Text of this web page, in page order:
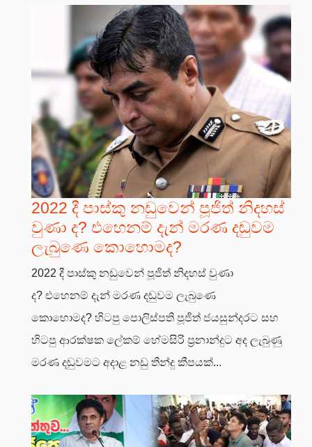
2022 දී පාස්කු නඩුවෙන් පූජිත් නිදහස්
වුණා ද? එහෙනම් දැන් මරණ දඬුවම
ලැබුණෙ කොහොමද?
2022 දී පාස්කු නඩුවෙන් පූජිත් නිදහස් වුණා
ද? එහෙනම් දැන් මරණ දඬුවම ලැබුණෙ
කොහොමද? හිටපු පොලිස්පති පූජිත් ජයසුන්දරට සහ
හිටපු ආරක්ෂක ලේකම් හේමසිරි ප්‍රනාන්දුට අද ලැබුණු
මරණ දඬුවමට අදාළ නඩු තීන්දු කීපයක්...